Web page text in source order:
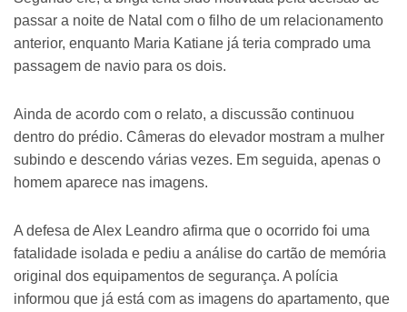
passar a noite de Natal com o filho de um relacionamento
anterior, enquanto Maria Katiane já teria comprado uma
passagem de navio para os dois.
Ainda de acordo com o relato, a discussão continuou
dentro do prédio. Câmeras do elevador mostram a mulher
subindo e descendo várias vezes. Em seguida, apenas o
homem aparece nas imagens.
A defesa de Alex Leandro afirma que o ocorrido foi uma
fatalidade isolada e pediu a análise do cartão de memória
original dos equipamentos de segurança. A polícia
informou que já está com as imagens do apartamento, que